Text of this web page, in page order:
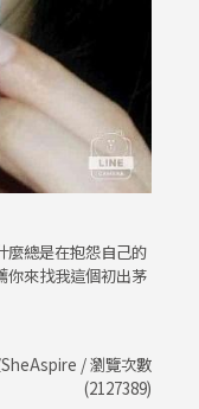
麼總是在抱怨自己的
你來找我這個初出茅
/ 瀏覽次數
(2127389)